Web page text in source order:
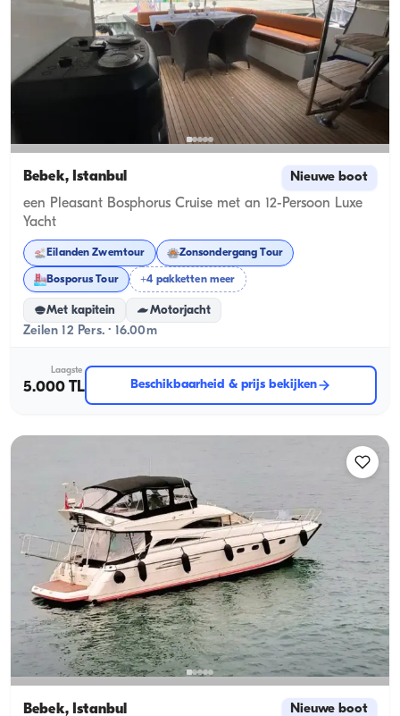
Bebek, İstanbul Nieuwe boot
een Pleasant Bosphorus Cruise met an 12-Persoon Luxe
Yacht
Eilanden Zwemtour Zonsondergang Tour
Bosporus Tour +4 pakketten meer
Met kapitein Motorjacht
Zeilen 12 Pers. · 16.00m
Laagste
5.000 TL Beschikbaarheid & prijs bekijken
Bebek, İstanbul Nieuwe boot